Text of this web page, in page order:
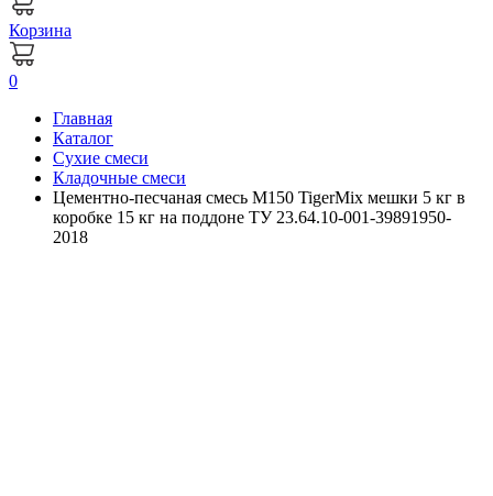
Корзина
0
Главная
Каталог
Сухие смеси
Кладочные смеси
Цементно-песчаная смесь М150 TigerMix мешки 5 кг в
коробке 15 кг на поддоне ТУ 23.64.10-001-39891950-
2018